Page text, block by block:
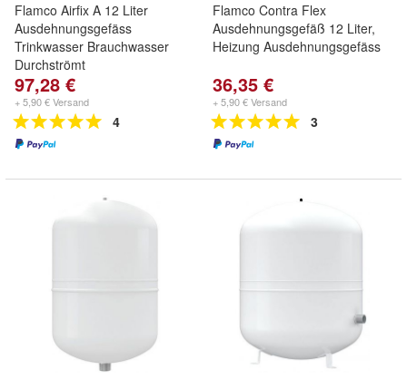
Flamco Airfix A 12 Liter
Ausdehnungsgefäss
Trinkwasser Brauchwasser
Durchströmt
97,28 €
+ 5,90 € Versand
4
Flamco Contra Flex
Ausdehnungsgefäß 12 Liter,
Heizung Ausdehnungsgefäss
36,35 €
+ 5,90 € Versand
3